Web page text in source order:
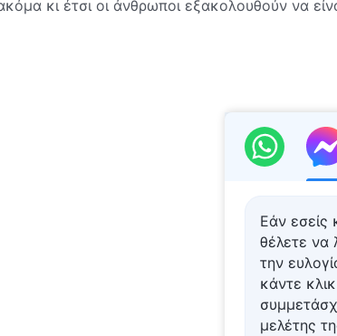
κι έτσι οι άνθρωποι εξακολουθούν να
Εάν εσείς
θέλετε να
την
κάντε
μελέτης